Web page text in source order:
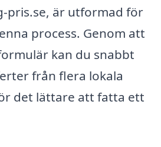
pris.se, är utformad för
process. Genom att
kan du snabbt
från flera lokala
det lättare att fatta ett